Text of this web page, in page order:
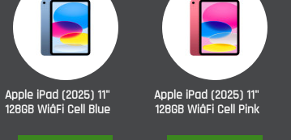
Apple iPad (2025) 11"
128GB WiâFi Cell Blue
Apple iPad (2025) 11"
128GB WiâFi Cell Pink